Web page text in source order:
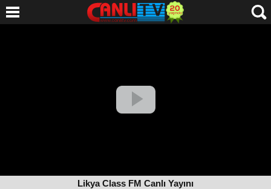
Likya Class FM Canlı Yayını